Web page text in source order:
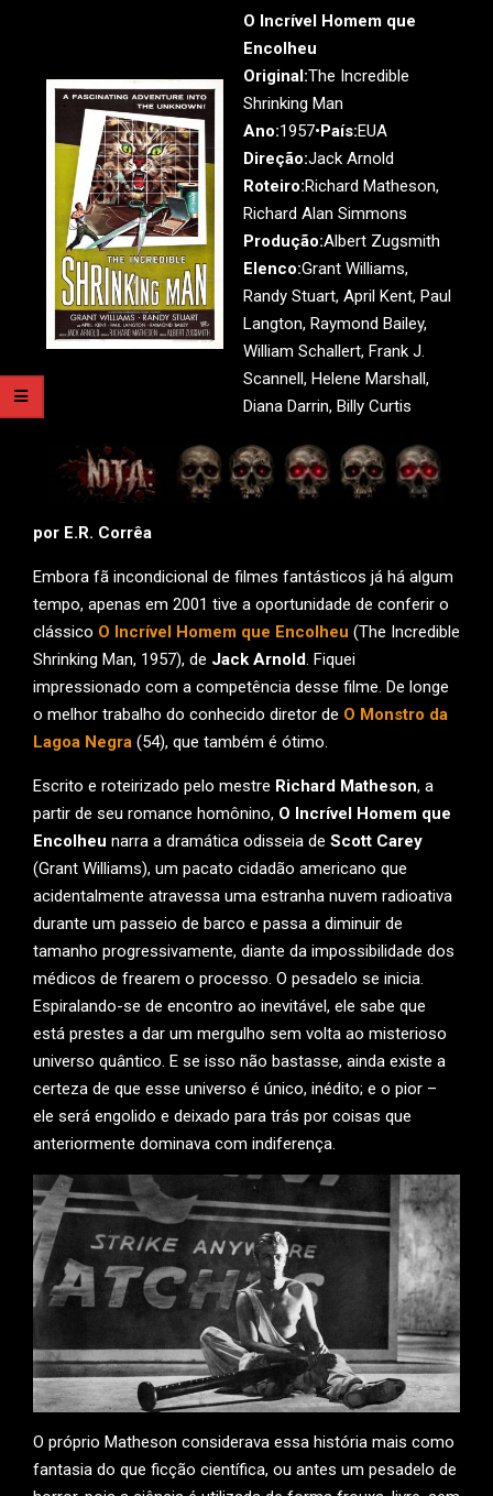
O Incrível Homem que
Encolheu
Original:The Incredible
Shrinking Man
Ano:1957•País:EUA
Direção:Jack Arnold
Roteiro:Richard Matheson,
Richard Alan Simmons
Produção:Albert Zugsmith
Elenco:Grant Williams,
Randy Stuart, April Kent, Paul
Langton, Raymond Bailey,
William Schallert, Frank J.
Scannell, Helene Marshall,
Diana Darrin, Billy Curtis
por E.R. Corrêa
Embora fã incondicional de filmes fantásticos já há algum
tempo, apenas em 2001 tive a oportunidade de conferir o
clássico O Incrível Homem que Encolheu (The Incredible
Shrinking Man, 1957), de Jack Arnold. Fiquei
impressionado com a competência desse filme. De longe
o melhor trabalho do conhecido diretor de O Monstro da
Lagoa Negra (54), que também é ótimo.
Escrito e roteirizado pelo mestre Richard Matheson, a
partir de seu romance homônino, O Incrível Homem que
Encolheu narra a dramática odisseia de Scott Carey
(Grant Williams), um pacato cidadão americano que
acidentalmente atravessa uma estranha nuvem radioativa
durante um passeio de barco e passa a diminuir de
tamanho progressivamente, diante da impossibilidade dos
médicos de frearem o processo. O pesadelo se inicia.
Espiralando-se de encontro ao inevitável, ele sabe que
está prestes a dar um mergulho sem volta ao misterioso
universo quântico. E se isso não bastasse, ainda existe a
certeza de que esse universo é único, inédito; e o pior –
ele será engolido e deixado para trás por coisas que
anteriormente dominava com indiferença.
O próprio Matheson considerava essa história mais como
fantasia do que ficção científica, ou antes um pesadelo de